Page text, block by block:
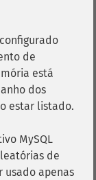
de
está
dos
estar listado.
MySQL
de
usado apenas